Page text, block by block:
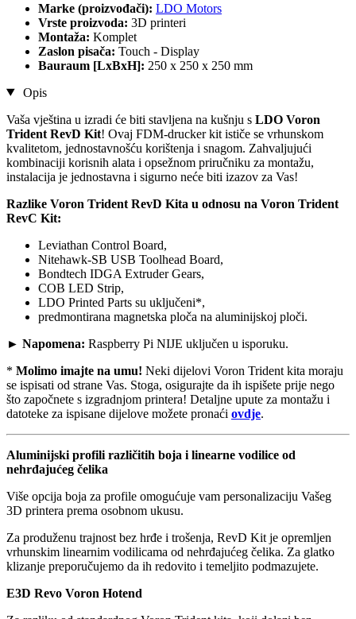
Marke (proizvođači): LDO Motors
Vrste proizvoda: 3D printeri
Montaža: Komplet
Zaslon pisača: Touch - Display
Bauraum [LxBxH]: 250 x 250 x 250 mm
Opis
Vaša vještina u izradi će biti stavljena na kušnju s LDO Voron
Trident RevD Kit! Ovaj FDM-drucker kit ističe se vrhunskom
kvalitetom, jednostavnošću korištenja i snagom. Zahvaljujući
kombinaciji korisnih alata i opsežnom priručniku za montažu,
instalacija je jednostavna i sigurno neće biti izazov za Vas!
Razlike Voron Trident RevD Kita u odnosu na Voron Trident
RevC Kit:
Leviathan Control Board,
Nitehawk-SB USB Toolhead Board,
Bondtech IDGA Extruder Gears,
COB LED Strip,
LDO Printed Parts su uključeni*,
predmontirana magnetska ploča na aluminijskoj ploči.
► Napomena: Raspberry Pi NIJE uključen u isporuku.
* Molimo imajte na umu! Neki dijelovi Voron Trident kita moraju
se ispisati od strane Vas. Stoga, osigurajte da ih ispišete prije nego
što započnete s izgradnjom printera! Detaljne upute za montažu i
datoteke za ispisane dijelove možete pronaći ovdje.
Aluminijski profili različitih boja i linearne vodilice od
nehrđajućeg čelika
Više opcija boja za profile omogućuje vam personalizaciju Vašeg
3D printera prema osobnom ukusu.
Za produženu trajnost bez hrđe i trošenja, RevD Kit je opremljen
vrhunskim linearnim vodilicama od nehrđajućeg čelika. Za glatko
klizanje preporučujemo da ih redovito i temeljito podmazujete.
E3D Revo Voron Hotend